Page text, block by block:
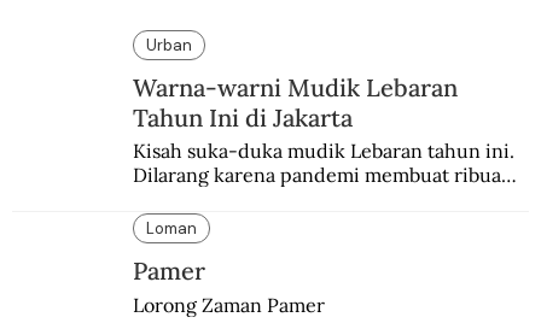
Urban
Warna-warni Mudik Lebaran
Tahun Ini di Jakarta
Kisah suka-duka mudik Lebaran tahun ini.
Dilarang karena pandemi membuat ribuan
kampung lebih awal.
Loman
Pamer
Lorong Zaman Pamer